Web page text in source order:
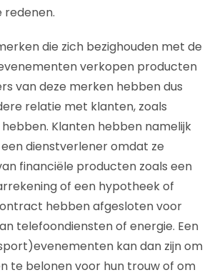
redenen.
die zich bezighouden met de
verkopen producten
van deze merken hebben dus
relatie met klanten, zoals
Klanten hebben namelijk
dienstverlener omdat ze
financiële producten zoals een
of een hypotheek of
hebben afgesloten voor
telefoondiensten of energie. Een
kan dan zijn om
te belonen voor hun trouw of om